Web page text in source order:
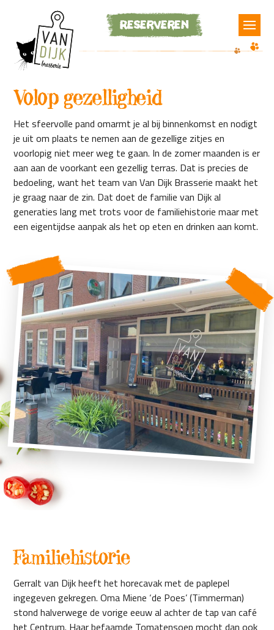
Reserveren
Volop gezelligheid
Het sfeervolle pand omarmt je al bij binnenkomst en nodigt
je uit om plaats te nemen aan de gezellige zitjes en
voorlopig niet meer weg te gaan. In de zomer maanden is er
aan aan de voorkant een gezellig terras. Dat is precies de
bedoeling, want het team van Van Dijk Brasserie maakt het
je graag naar de zin. Dat doet de familie van Dijk al
generaties lang met trots voor de familiehistorie maar met
een eigentijdse aanpak als het op eten en drinken aan komt.
Familiehistorie
Gerralt van Dijk heeft het horecavak met de paplepel
ingegeven gekregen. Oma Miene ‘de Poes’ (Timmerman)
stond halverwege de vorige eeuw al achter de tap van café